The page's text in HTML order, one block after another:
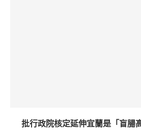
批行政院核定延伸宜蘭是「盲